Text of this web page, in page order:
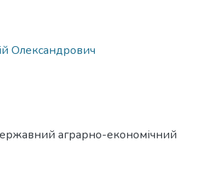
Олександрович
аграрно-економічний